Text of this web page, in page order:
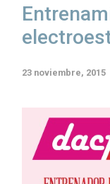
23 noviembre, 2015